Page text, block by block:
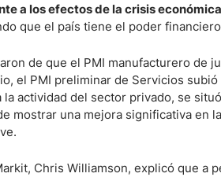
Mercado Libre
Todas las
a los efectos de la crisis
que el país tiene el poder
de que el PMI manufacturero de
el PMI preliminar de Servicios
actividad del sector privado, se
mostrar una mejora significativa en
Chris Williamson, explicó que a